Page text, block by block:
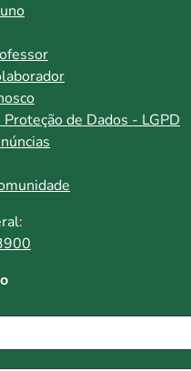
de Dados - LGPD